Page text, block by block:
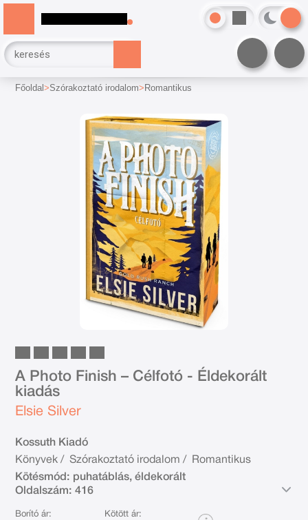
Főoldal Szórakoztató irodalom Romantikus
A Photo Finish – Célfotó - Éldekorált
kiadás
Elsie Silver
Kossuth Kiadó
Könyvek / Szórakoztató irodalom /
Romantikus
Kötésmód: puhatáblás, éldekorált
Oldalszám: 416
Borító ár: Kötött ár: